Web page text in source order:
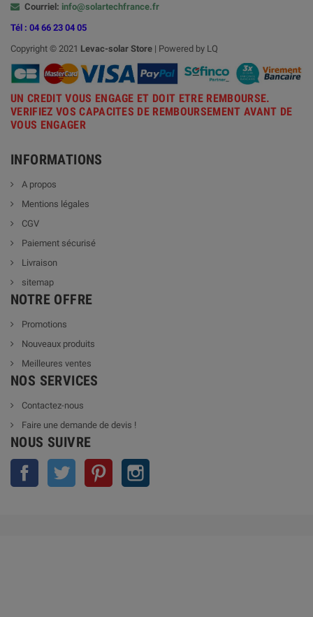
Courriel: info@solartechfrance.fr
Tél : 04 66 23 04 05
Copyright © 2021 Levac-solar Store | Powered by LQ
UN CREDIT VOUS ENGAGE ET DOIT ETRE REMBOURSE.
VERIFIEZ VOS CAPACITES DE REMBOURSEMENT AVANT DE
VOUS ENGAGER
INFORMATIONS
A propos
Mentions légales
CGV
Paiement sécurisé
Livraison
sitemap
NOTRE OFFRE
Promotions
Nouveaux produits
Meilleures ventes
NOS SERVICES
Contactez-nous
Faire une demande de devis !
NOUS SUIVRE
Facebook Twitter Pinterest